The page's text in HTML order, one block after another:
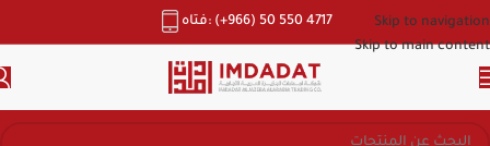
Skip to navigation
Skip to main content
هاتف: (+966) 50 550 4717